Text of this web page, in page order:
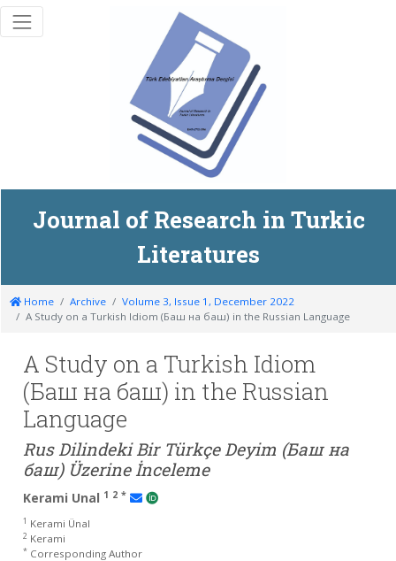
Journal of Research in Turkic
Literatures
Home Archive
Volume 3, Issue 1, December 2022
A Study on a Turkish Idiom (Баш на баш) in the Russian Language
A Study on a Turkish Idiom
(Баш на баш) in the Russian
Language
Rus Dilindeki Bir Türkçe Deyim (Баш на
баш) Üzerine İnceleme
Kerami Unal 1 2 *
1 Kerami Ünal
2 Kerami
*Corresponding Author